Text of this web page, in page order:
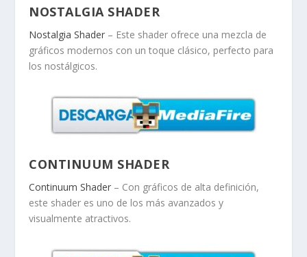
NOSTALGIA SHADER
Nostalgia Shader – Este shader ofrece una mezcla de
gráficos modernos con un toque clásico, perfecto para
los nostálgicos.
CONTINUUM SHADER
Continuum Shader – Con gráficos de alta definición,
este shader es uno de los más avanzados y
visualmente atractivos.